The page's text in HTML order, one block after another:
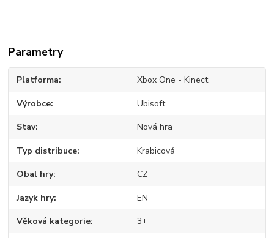
Parametry
Platforma Xbox One - Kinect
Výrobce Ubisoft
Stav Nová hra
Typ distribuce Krabicová
Obal hry CZ
Jazyk hry EN
Věková kategorie 3+